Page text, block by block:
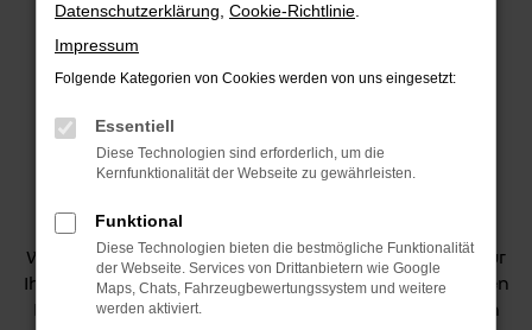
DACIA AUTO-INSPEKTION
UMFASSENDER SERVICE FÜR DIE LANGLEBIGKEIT UND
SICHERHEIT IHRES FAHRZEUGS
Wir bieten eine umfassende Dacia Auto-Inspektion für
Ihr Fahrzeug an. Unsere qualifizierten Techniker prüfen
Ihr Auto gründlich und sorgfältig. Nutzen Sie unseren
Datenschutzerklärung Cookie-Richtlinie
Impressum
Folgende Kategorien von Cookies werden von uns eingesetzt:
Essentiell
Diese Technologien sind erforderlich, um die
Kernfunktionalität der Webseite zu gewährleisten.
Funktional
Diese Technologien bieten die bestmögliche Funktionalität
der Webseite. Services von Drittanbietern wie Google
Maps, Chats, Fahrzeugbewertungssystem und weitere
werden aktiviert.